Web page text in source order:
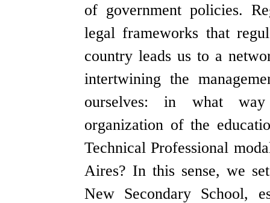
of government policies.
legal frameworks that
country leads us to a
intertwining the
ourselves: in what way
organization of the
Technical Professional
Aires? In this sense, we
New Secondary School,